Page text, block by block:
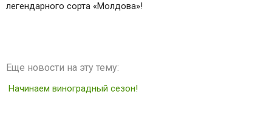
легендарного сорта «Молдова»!
Еще новости на эту тему:
Начинаем виноградный сезон!